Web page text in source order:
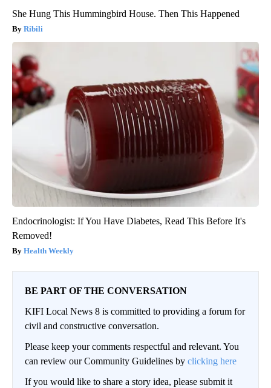
She Hung This Hummingbird House. Then This Happened
Ribili
Endocrinologist: If You Have Diabetes, Read This Before It's
Removed!
Health Weekly
BE PART OF THE CONVERSATION
KIFI Local News 8 is committed to providing a forum for
civil and constructive conversation.
Please keep your comments respectful and relevant. You
can review our Community Guidelines by clicking here
If you would like to share a story idea, please submit it